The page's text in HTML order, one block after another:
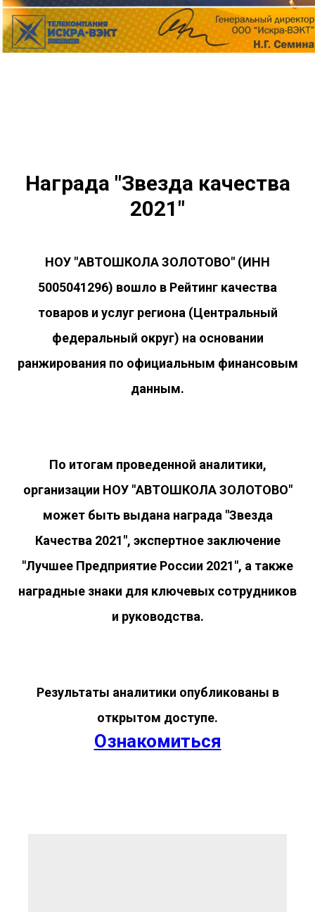
Награда "Звезда качества
2021"
НОУ "АВТОШКОЛА ЗОЛОТОВО" (ИНН
5005041296) вошло в Рейтинг качества
товаров и услуг региона (Центральный
федеральный округ) на основании
ранжирования по официальным финансовым
данным.
По итогам проведенной аналитики,
организации НОУ "АВТОШКОЛА ЗОЛОТОВО"
может быть выдана награда "Звезда
Качества 2021", экспертное заключение
"Лучшее Предприятие России 2021", а также
наградные знаки для ключевых сотрудников
и руководства.
Результаты аналитики опубликованы в
открытом доступе.
Ознакомиться